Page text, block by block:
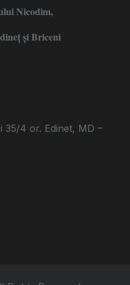
Nicodim,
şi Briceni
35/4 or. Edinet, MD –